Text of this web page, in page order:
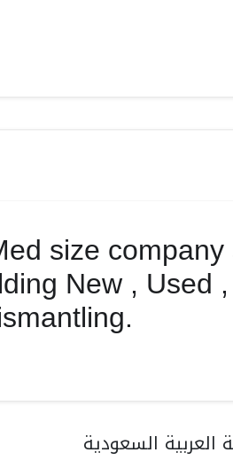
size company
New , Used
السعودية